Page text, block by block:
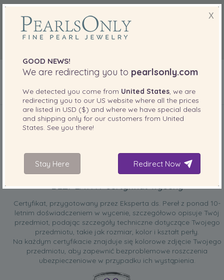
DOŁĄCZONE DO TWOJEGO PRODUKTU
BEZPŁATNY certyfikat wyceny
Certyfikat, przygotowany przez Eksperta ds. Pereł z ponad 10-
letnim doświadczeniem w wycenie, szczegółowo opisuje Twój
przedmiot, podając szczegóły techniczne dotyczące Twojego
przedmiotu, takie jak rozmiar, kolor i kształt perły.
Na każdym certyfikacie znajduje się kolorowe zdjęcie Twojego
przedmiotu, aby zapewnić bezproblemowe roszczenia
ubezpieczeniowe w przypadku ich wystąpienia.
X
GOOD NEWS!
We are redirecting you to pearlsonly.com
We detected you come from United States , we are
redirecting you to our US website where all the prices
are listed in USD ($) and where we have special deals
and shipping only for our customers from United
States . See you there!
Stay Here Redirect Now